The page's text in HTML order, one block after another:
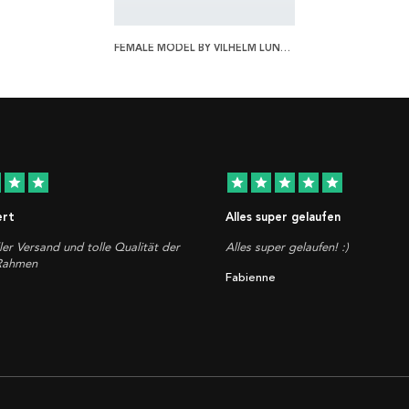
FEMALE MODEL BY VILHELM LUNDSTROM POSTER
star star
Versand und tolle Qualität der
star star star star star
Alles super gelaufen
Alles super gelaufen! :)
Fabienne